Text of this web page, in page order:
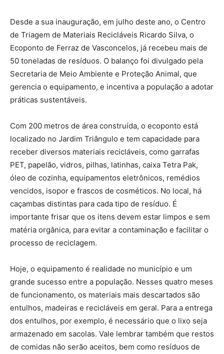
Desde a sua inauguração, em julho deste ano, o Centro
de Triagem de Materiais Recicláveis Ricardo Silva, o
Ecoponto de Ferraz de Vasconcelos, já recebeu mais de
50 toneladas de resíduos. O balanço foi divulgado pela
Secretaria de Meio Ambiente e Proteção Animal, que
gerencia o equipamento, e incentiva a população a adotar
práticas sustentáveis.
Com 200 metros de área construída, o ecoponto está
localizado no Jardim Triângulo e tem capacidade para
receber diversos materiais recicláveis, como garrafas
PET, papelão, vidros, pilhas, latinhas, caixa Tetra Pak,
óleo de cozinha, equipamentos eletrônicos, remédios
vencidos, isopor e frascos de cosméticos. No local, há
caçambas distintas para cada tipo de resíduo. É
importante frisar que os itens devem estar limpos e sem
matéria orgânica, para evitar a contaminação e facilitar o
processo de reciclagem.
Hoje, o equipamento é realidade no município e um
grande sucesso entre a população. Nesses quatro meses
de funcionamento, os materiais mais descartados são
entulhos, madeiras e recicláveis em geral. Para a entrega
dos entulhos, por exemplo, é necessário que o lixo seja
armazenado em sacolas. Vale lembrar também que restos
de comidas não serão aceitos, bem como resíduos de